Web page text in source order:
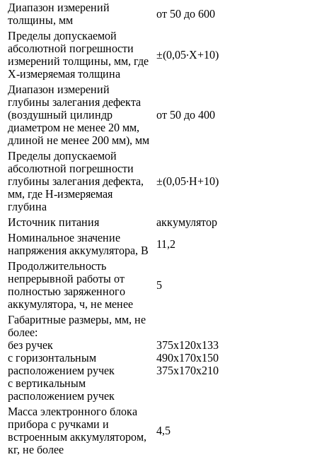
Диапазон измерений
толщины, мм
от 50 до 600
Пределы допускаемой
абсолютной погрешности
измерений толщины, мм, где
Х-измеряемая толщина
±(0,05∙Х+10)
Диапазон измерений
глубины залегания дефекта
(воздушный цилиндр
диаметром не менее 20 мм,
длиной не менее 200 мм), мм
от 50 до 400
Пределы допускаемой
абсолютной погрешности
глубины залегания дефекта,
мм, где Н-измеряемая
глубина
±(0,05∙Н+10)
Источник питания
аккумулятор
Номинальное значение
напряжения аккумулятора, В
11,2
Продолжительность
непрерывной работы от
полностью заряженного
аккумулятора, ч, не менее
5
Габаритные размеры, мм, не
более:
без ручек
с горизонтальным
расположением ручек
с вертикальным
расположением ручек
375х120х133
490х170х150
375х170х210
Масса электронного блока
прибора с ручками и
встроенным аккумулятором,
кг, не более
4,5